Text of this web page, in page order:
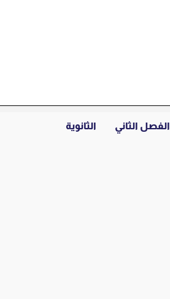
الفصل الثاني الثانوية